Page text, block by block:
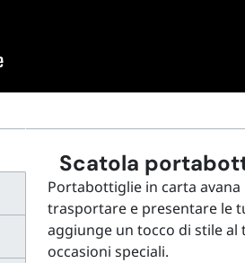
Scatola
Portabottiglie in carta avana
trasportare e presentare le
aggiunge un tocco di stile
occasioni speciali.